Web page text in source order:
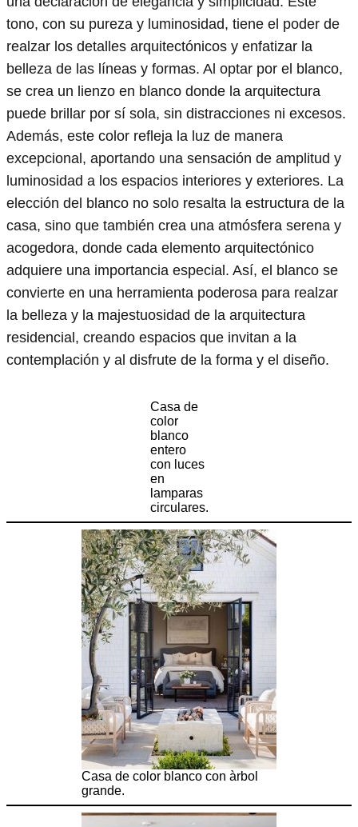
tono, con su pureza y luminosidad, tiene el poder de
realzar los detalles arquitectónicos y enfatizar la
belleza de las líneas y formas. Al optar por el blanco,
se crea un lienzo en blanco donde la arquitectura
puede brillar por sí sola, sin distracciones ni excesos.
Además, este color refleja la luz de manera
excepcional, aportando una sensación de amplitud y
luminosidad a los espacios interiores y exteriores. La
elección del blanco no solo resalta la estructura de la
casa, sino que también crea una atmósfera serena y
acogedora, donde cada elemento arquitectónico
adquiere una importancia especial. Así, el blanco se
convierte en una herramienta poderosa para realzar
la belleza y la majestuosidad de la arquitectura
residencial, creando espacios que invitan a la
contemplación y al disfrute de la forma y el diseño.
Casa de
color
blanco
entero
con luces
en
lamparas
circulares.
Casa de color blanco con àrbol
grande.